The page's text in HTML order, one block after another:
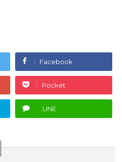
Facebook
Pocket
LINE